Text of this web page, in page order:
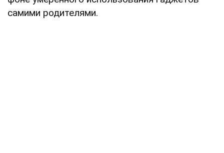
самими родителями.